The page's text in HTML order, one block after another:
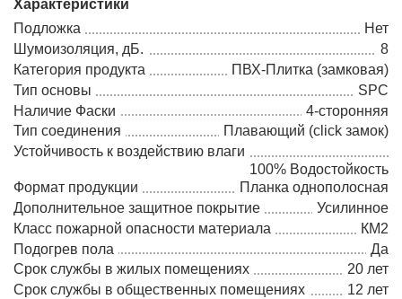
Характеристики
Подложка
Нет
Шумоизоляция, дБ.
8
Категория продукта
ПВХ-Плитка (замковая)
Тип основы
SPC
Наличие Фаски
4-сторонняя
Тип соединения
Плавающий (click замок)
Устойчивость к воздействию влаги
100% Водостойкость
Формат продукции
Планка однополосная
Дополнительное защитное покрытие
Усилинное
Класс пожарной опасности материала
КМ2
Подогрев пола
Да
Срок службы в жилых помещениях
20 лет
Срок службы в общественных помещениях
12 лет